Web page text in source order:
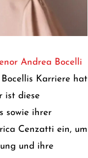
Andrea Bocelli
Karriere hat
ist diese
sowie ihrer
Cenzatti ein, um
und ihre